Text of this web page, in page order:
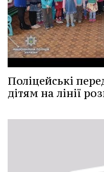
Поліцейські
дітям на лінії